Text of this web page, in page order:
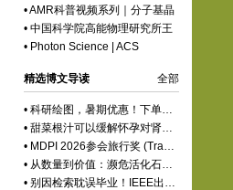
员/白正贺副研究员Photon
Science合肥先进光源：中国的
软X射线衍射极限储存环光源
•AMR科普视频系列｜分子基晶
体材料：新型电催化剂
• 中国科学院高能物理研究所王
焕华团队Photon Science | 用于
结构探针光束线站
• Photon Science | ACS
全部
精选博文导读
• 科研绘图，暑期优惠！下单立减500元
• 甜菜根汁可以缓解怀孕对肾脏的压力
• MDPI 2026参会旅行奖 (Travel Award) 中国区获奖名单公布！
• 从数量到价值：濒危活化石ELF 理论重塑濒危物种保护优先级
• 别因检索耽误毕业！IEEE出版+EI快检索，8-9月会议合集征稿中